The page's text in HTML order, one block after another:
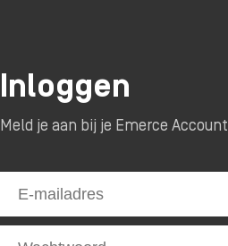
Inloggen
Meld je aan bij je Emerce Account